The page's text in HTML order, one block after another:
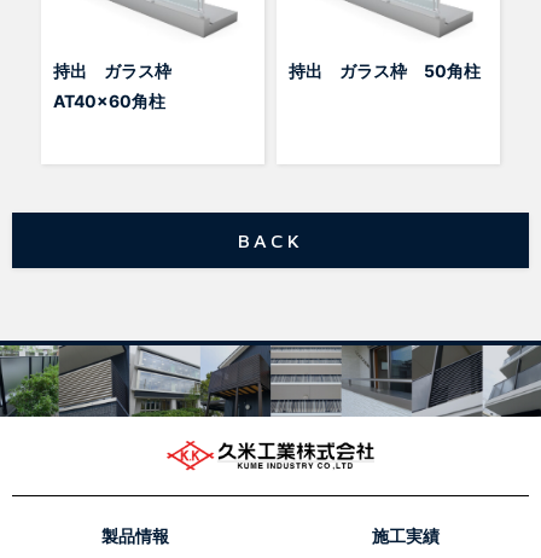
持出 ガラス枠
AT40x60角柱
持出 ガラス枠 50角柱
BACK
製品情報 施工実績